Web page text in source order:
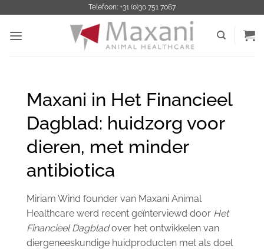
inhoud
Telefoon: +31 (0)30 751 7067
Maxani in Het Financieel
Dagblad: huidzorg voor
dieren, met minder
antibiotica
Miriam Wind founder van Maxani Animal
Healthcare werd recent geïnterviewd door Het
Financieel Dagbladover het ontwikkelen van
diergeneeskundige huidproducten met als doel